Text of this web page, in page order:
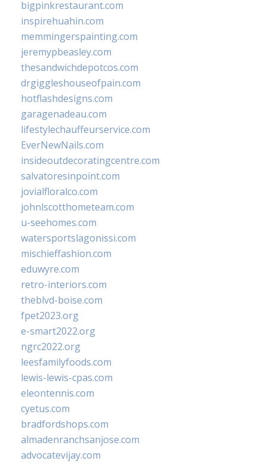
bigpinkrestaurant.com
inspirehuahin.com
memmingerspainting.com
jeremypbeasley.com
thesandwichdepotcos.com
drgiggleshouseofpain.com
hotflashdesigns.com
garagenadeau.com
lifestylechauffeurservice.com
EverNewNails.com
insideoutdecoratingcentre.com
salvatoresinpoint.com
jovialfloralco.com
johnlscotthometeam.com
u-seehomes.com
watersportslagonissi.com
mischieffashion.com
eduwyre.com
retro-interiors.com
theblvd-boise.com
fpet2023.org
e-smart2022.org
ngrc2022.org
leesfamilyfoods.com
lewis-lewis-cpas.com
eleontennis.com
cyetus.com
bradfordshops.com
almadenranchsanjose.com
advocatevijay.com